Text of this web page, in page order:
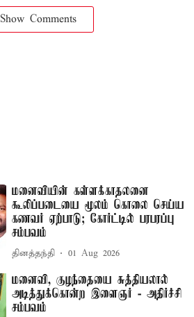
Show Comments
மனைவியின் கள்ளக்காதலனை
கூலிப்படையை மூலம் கொலை செய்ய
கணவர் ஏற்பாடு; கோர்ட்டில் பரபரப்பு
சம்பவம்
தினத்தந்தி 01 Aug 2026
மனைவி, குழந்தையை சுத்தியலால்
அடித்துக்கொன்ற இளைஞர் - அதிர்ச்சி
சம்பவம்